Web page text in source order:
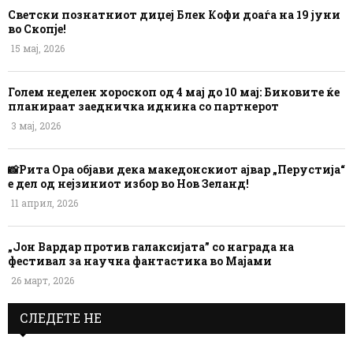
Светски познатниот диџеј Блек Кофи доаѓа на 19 јуни
во Скопје!
15 мај, 2026
Голем неделен хороскоп од 4 мај до 10 мај: Биковите ќе
планираат заедничка иднина со партнерот
3 мај, 2026
📸Рита Ора објави дека македонскиот ајвар „Перустија“
е дел од нејзиниот избор во Нов Зеланд!
11 април, 2026
„Јон Вардар против галаксијата” со награда на
фестивал за научна фантастика во Мајами
26 март, 2026
СЛЕДЕТЕ НЕ